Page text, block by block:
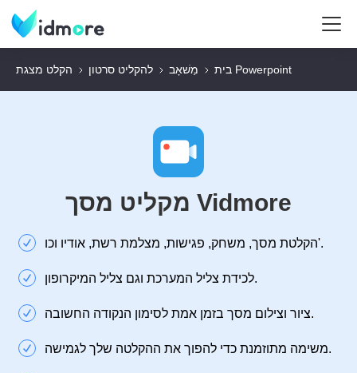
בית מַשׁאָב להקליט סרטון הקלט מצגת Powerpoint
מקליט מסך Vidmore
הקלטת מסך, משחק, פגישות, מצלמת רשת, אודיו וכו'.
לכידת צליל המערכת וגם צליל המיקרופון.
ציור וצילום מסך בזמן אמת לסימון הנקודה החשובה.
משימה מתוזמנת כדי להפוך את ההקלטה שלך לגמישה.